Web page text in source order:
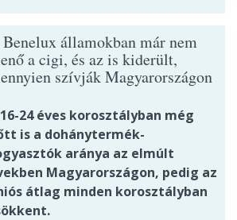
államokban már nem
a cigi, és az is kiderült,
szívják Magyarországon
24 éves korosztályban még
is a dohánytermék-
aránya az elmúlt
Magyarországon, pedig az
átlag minden korosztályban